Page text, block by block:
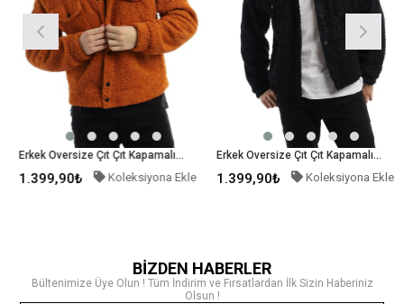
Erkek Oversize Çıt Çıt Kapamalı Cepli Tarçın Peluş Ceket
Koleksiyona Ekle
Erkek Oversize Çıt Çıt Kapamalı Cepli Siyah Peluş Ceket
1.399,90₺ Koleksiyona Ekle
BİZDEN HABERLER
Bültenimize Üye Olun ! Tüm İndirim ve Fırsatlardan İlk Sizin Haberiniz
Olsun !